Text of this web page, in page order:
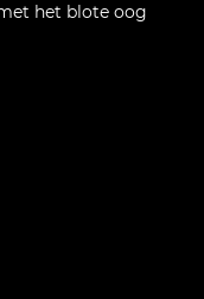
het blote oog